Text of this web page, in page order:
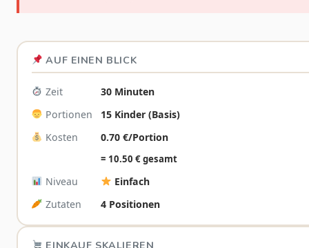
AUF EINEN BLICK
Zeit
30 Minuten
Portionen
15 Kinder (Basis)
Kosten
0.70 €/Portion
= 10.50 € gesamt
Niveau
Einfach
Zutaten
4 Positionen